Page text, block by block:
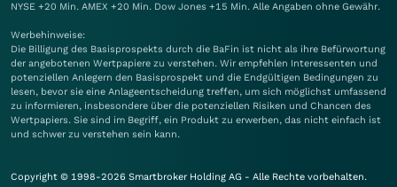
NYSE +20 Min. AMEX +20 Min. Dow Jones +15 Min. Alle Angaben ohne Gewähr.
Werbehinweise:
Die Billigung des Basisprospekts durch die BaFin ist nicht als ihre Befürwortung
der angebotenen Wertpapiere zu verstehen. Wir empfehlen Interessenten und
potenziellen Anlegern den Basisprospekt und die Endgültigen Bedingungen zu
lesen, bevor sie eine Anlageentscheidung treffen, um sich möglichst umfassend
zu informieren, insbesondere über die potenziellen Risiken und Chancen des
Wertpapiers. Sie sind im Begriff, ein Produkt zu erwerben, das nicht einfach ist
und schwer zu verstehen sein kann.
Copyright © 1998-2026 Smartbroker Holding AG - Alle Rechte vorbehalten.